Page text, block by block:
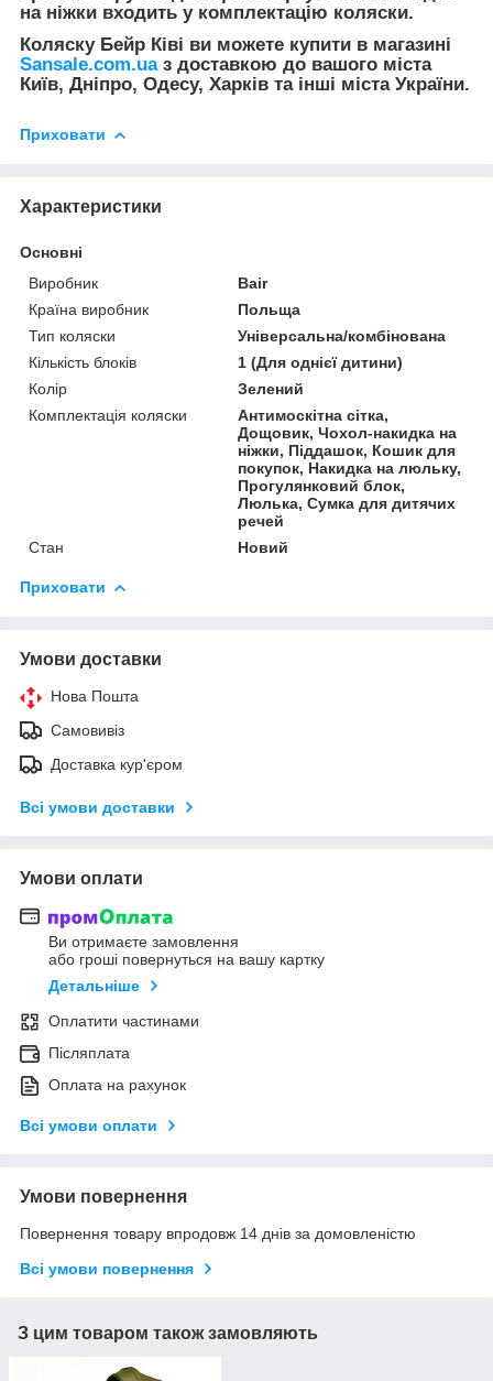
на ніжки входить у комплектацію коляски.
Коляску Бейр Ківі ви можете купити в магазині
Sansale.com.uaз доставкою до вашого міста
Київ, Дніпро, Одесу, Харків та інші міста України.
Приховати
Характеристики
Основні
Виробник
Bair
Країна виробник
Польща
Тип коляски
Універсальна/комбінована
Кількість блоків
1 (Для однієї дитини)
Колір
Зелений
Комплектація коляски
Антимоскітна сітка,
Дощовик, Чохол-накидка на
ніжки, Піддашок, Кошик для
покупок, Накидка на люльку,
Прогулянковий блок,
Люлька, Сумка для дитячих
речей
Стан
Новий
Приховати
Умови доставки
Нова Пошта
Самовивіз
Доставка кур'єром
Всі умови доставки
Умови оплати
Ви отримаєте замовлення
або гроші повернуться на вашу картку
Детальніше
Оплатити частинами
Післяплата
Оплата на рахунок
Всі умови оплати
Умови повернення
Повернення товару впродовж 14 днів за домовленістю
Всі умови повернення
З цим товаром також замовляють